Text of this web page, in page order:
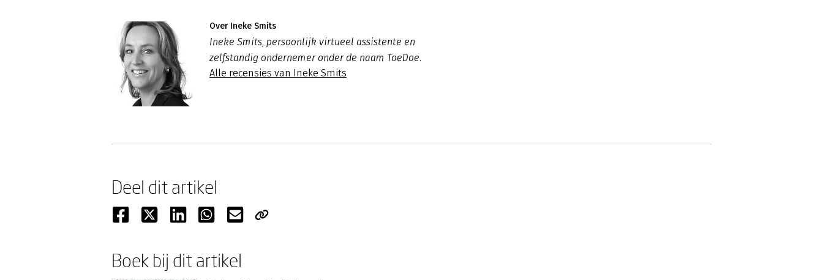
Over Ineke Smits
Ineke Smits, persoonlijk virtueel assistente en
zelfstandig ondernemer onder de naam ToeDoe.
Alle recensies van Ineke Smits
Deel dit artikel
Boek bij dit artikel